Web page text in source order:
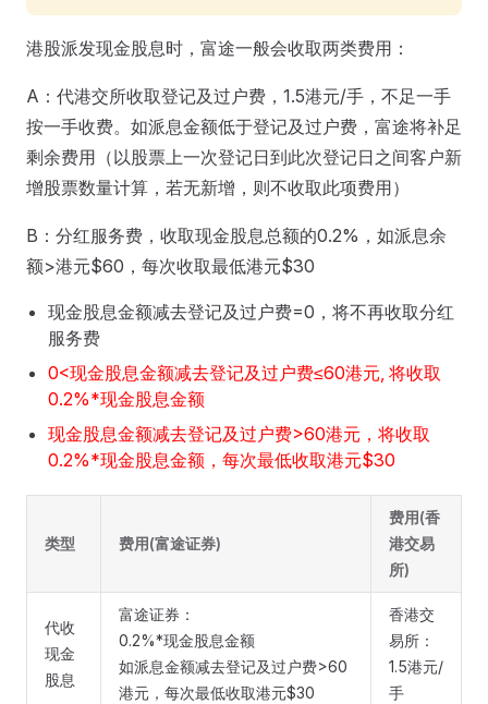
港股派发现金股息时，富途一般会收取两类费用：
A：代港交所收取登记及过户费，1.5港元/手，不足一手
按一手收费。如派息金额低于登记及过户费，富途将补足
剩余费用（以股票上一次登记日到此次登记日之间客户新
增股票数量计算，若无新增，则不收取此项费用）
B：分红服务费，收取现金股息总额的0.2%，如派息余
额>港元$60，每次收取最低港元$30
现金股息金额减去登记及过户费=0，将不再收取分红
服务费
0<现金股息金额减去登记及过户费≤60港元, 将收取
0.2%*现金股息金额
现金股息金额减去登记及过户费>60港元，将收取
0.2%*现金股息金额，每次最低收取港元$30
类型 费用(富途证券)
费用(香
港交易
所)
代收
现金
股息
富途证券：
0.2%*现金股息金额
如派息金额减去登记及过户费>60
港元，每次最低收取港元$30
香港交
易所：
1.5港元/
手